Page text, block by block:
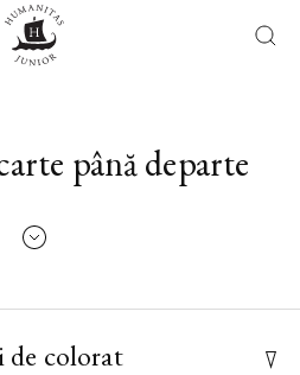
până departe
de colorat